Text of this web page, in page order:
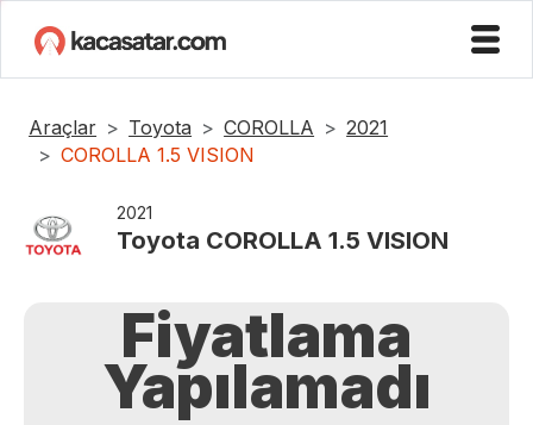
Araçlar Toyota COROLLA
2021
COROLLA 1.5 VISION
2021
Toyota COROLLA 1.5 VISION
Fiyatlama
Yapılamadı